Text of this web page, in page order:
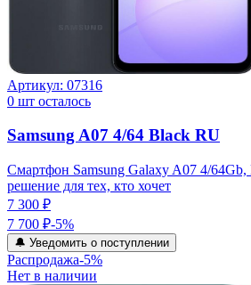
Артикул: 07316
0 шт осталось
Samsung A07 4/64 Black RU
Смартфон Samsung Galaxy A07 4/
решение для тех, кто хочет
7 300 ₽
7 700 ₽-5%
🔔 Уведомить о поступлении
Распродажа-5%
Нет в наличии